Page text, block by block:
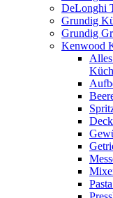
DeLonghi
Grundig
Grundig
Kenwood